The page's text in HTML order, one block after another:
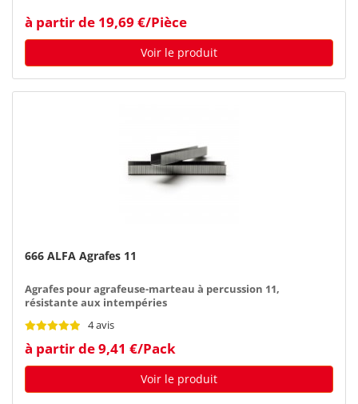
à partir de 19,69 €/Pièce
Voir le produit
666 ALFA Agrafes 11
Agrafes pour agrafeuse-marteau à percussion 11,
résistante aux intempéries
4 avis
à partir de 9,41 €/Pack
Voir le produit